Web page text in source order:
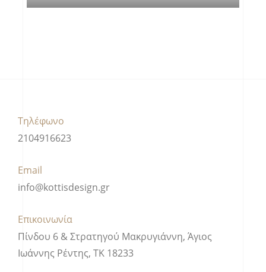
Τηλέφωνο
2104916623
Email
info@kottisdesign.gr
Επικοινωνία
Πίνδου 6 & Στρατηγού Μακρυγιάννη, Άγιος
Ιωάννης Ρέντης, ΤΚ 18233